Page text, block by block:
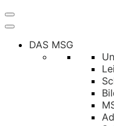
Navigation
umschalten
DAS MSG